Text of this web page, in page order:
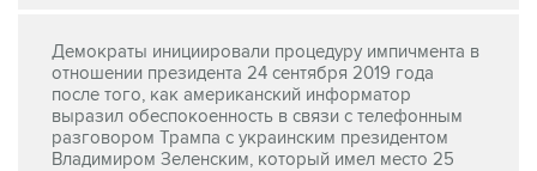
Демократы инициировали процедуру импичмента в
отношении президента 24 сентября 2019 года
после того, как американский информатор
выразил обеспокоенность в связи с телефонным
разговором Трампа с украинским президентом
Владимиром Зеленским, который имел место 25